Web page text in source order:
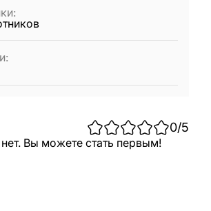
:
:
0/5
Вы можете стать первым!